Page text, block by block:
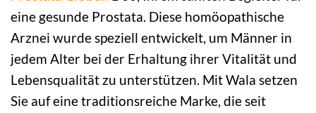
eine gesunde Prostata. Diese homöopathische
Arznei wurde speziell entwickelt, um Männer in
jedem Alter bei der Erhaltung ihrer Vitalität und
Lebensqualität zu unterstützen. Mit Wala setzen
Sie auf eine traditionsreiche Marke, die seit